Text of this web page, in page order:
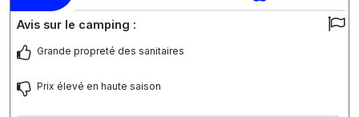
Avis sur le camping :
Grande propreté des sanitaires
Prix élevé en haute saison